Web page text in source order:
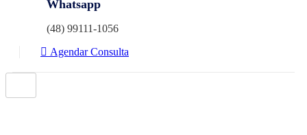
Whatsapp
(48) 99111-1056
Agendar Consulta